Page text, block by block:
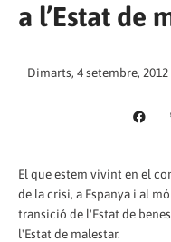
a l’Estat de
Dimarts, 4 setembre, 2012
El que estem vivint en el
de la crisi, a Espanya i al
transició de l'Estat de
l'Estat de malestar.